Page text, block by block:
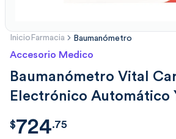
Inicio Farmacia Baumanómetro
Accesorio Medico
Baumanómetro Vital
Electrónico Automático
$724.75
$724.75